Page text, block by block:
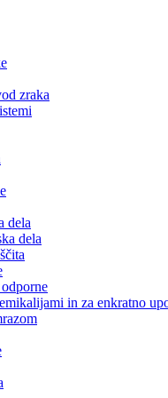
zraka
dela
dela
in za enkratno